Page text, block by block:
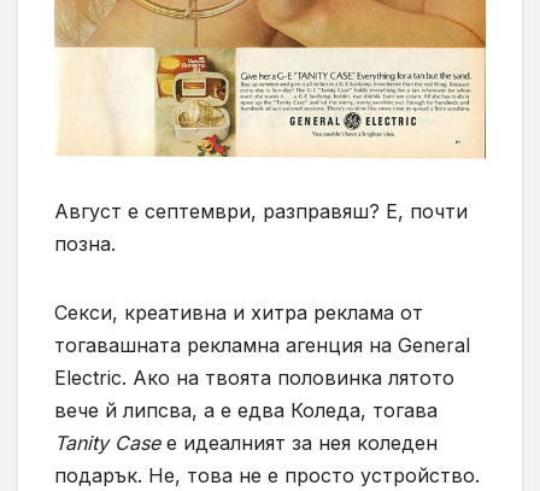
Август е септември, разправяш? Е, почти
позна.
Секси, креативна и хитра реклама от
тогавашната рекламна агенция на General
Electric. Ако на твоята половинка лятото
вече й липсва, а е едва Коледа, тогава
Tanity Caseе идеалният за нея коледен
подарък. Не, това не е просто устройство.